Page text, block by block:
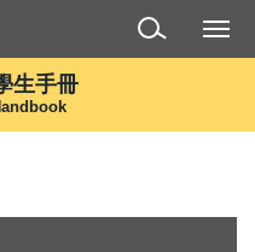
生手冊